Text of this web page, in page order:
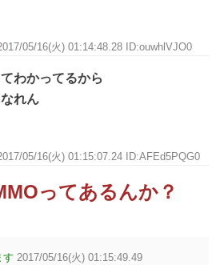
05/16(火) 01:14:48.28 ID:ouwhlVJO0
わかってるから
れん
05/16(火) 01:15:07.24 ID:AFEd5PQG0
ってあるんか？
す 2017/05/16(火) 01:15:49.49